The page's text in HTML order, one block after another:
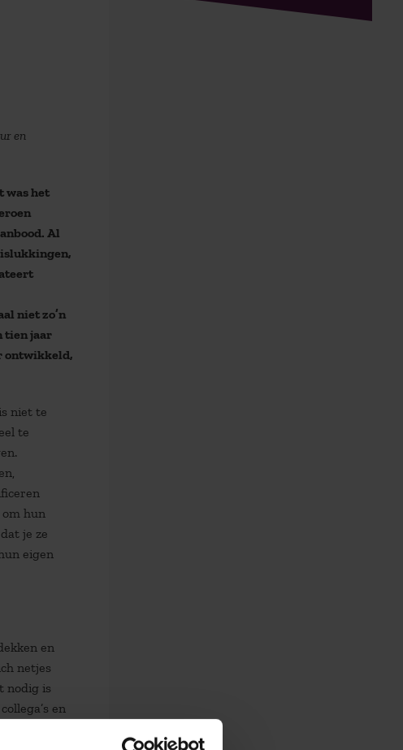
en
was het
Al
niet zo’n
tien jaar
ontwikkeld,
niet te
te
hun
je ze
eigen
en
netjes
nodig is
en